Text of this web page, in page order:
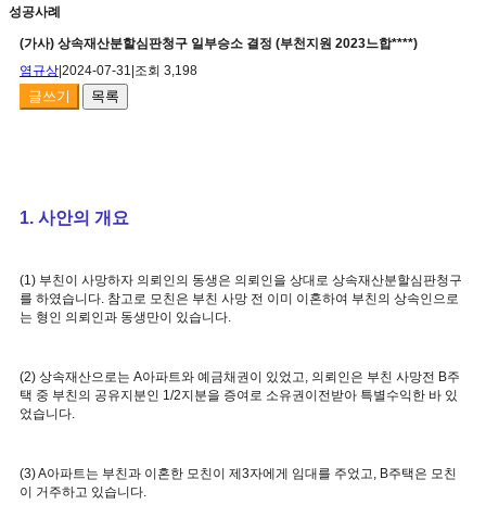
성공사례
(가사) 상속재산분할심판청구 일부승소 결정 (부천지원 2023느합****)
염규상 2024-07-31 조회 3,198
글쓰기 목록
1. 사안의 개요
(1) 부친이 사망하자 의뢰인의 동생은 의뢰인을 상대로 상속재산분할심판청구
를 하였습니다. 참고로 모친은 부친 사망 전 이미 이혼하여 부친의 상속인으로
는 형인 의뢰인과 동생만이 있습니다.
(2) 상속재산으로는 A아파트와 예금채권이 있었고, 의뢰인은 부친 사망전 B주
택 중 부친의 공유지분인 1/2지분을 증여로 소유권이전받아 특별수익한 바 있
었습니다.
(3) A아파트는 부친과 이혼한 모친이 제3자에게 임대를 주었고, B주택은 모친
이 거주하고 있습니다.